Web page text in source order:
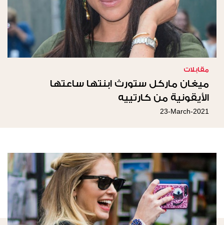
مقابلات
ميغان ماركل ستورث ابنتها ساعتها
الأيقونية من كارتييه
23-March-2021